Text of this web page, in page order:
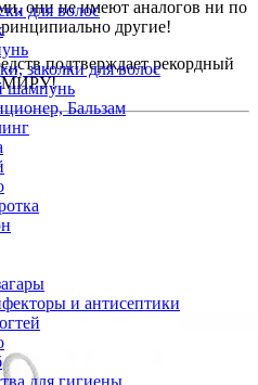
для волос
заколки для волос
шампунь
Бальзам
и антисептики
для гигиены
они не имеют аналогов ни по
другие!
подтверждает рекордный
МИРУ!